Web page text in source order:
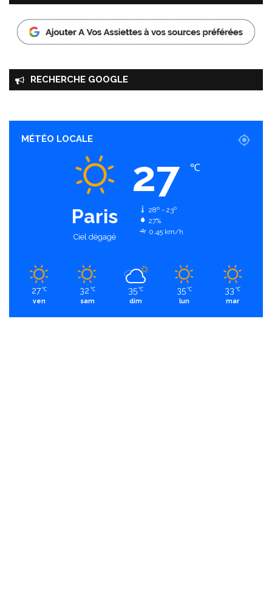
RECHERCHE GOOGLE
MÉTÉO LOCALE
Paris
Ciel dégagé
27 ℃
28º - 23º
27%
0.45 km/h
27 ℃
ven
32 ℃
sam
35 ℃
dim
35 ℃
lun
33 ℃
mar